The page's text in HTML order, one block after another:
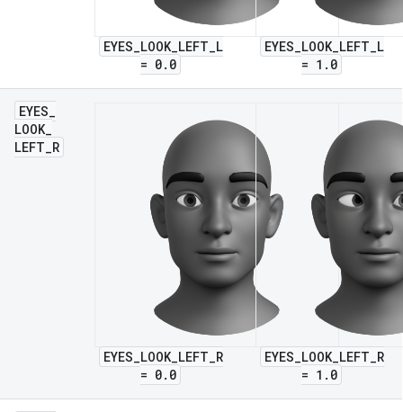
EYES_LOOK_LEFT_L
= 0.0
EYES_LOOK_LEFT_L
= 1.0
EYES_
LOOK_
LEFT_R
EYES_LOOK_LEFT_R
= 0.0
EYES_LOOK_LEFT_R
= 1.0